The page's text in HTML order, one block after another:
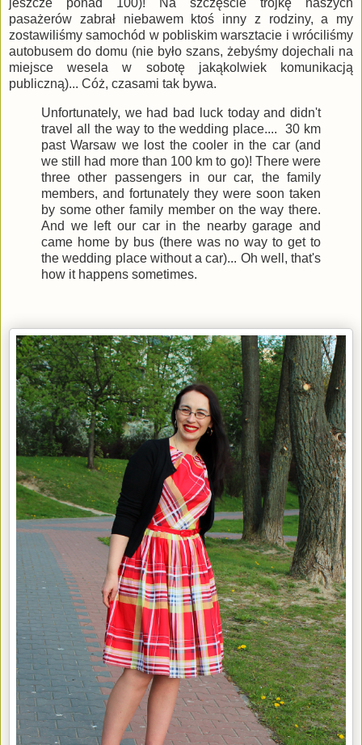
jeszcze ponad 100)! Na szczęście trójkę naszych
pasażerów zabrał niebawem ktoś inny z rodziny, a my
zostawiliśmy samochód w pobliskim warsztacie i wróciliśmy
autobusem do domu (nie było szans, żebyśmy dojechali na
miejsce wesela w sobotę jakąkolwiek komunikacją
publiczną)... Cóż, czasami tak bywa.
Unfortunately, we had bad luck today and didn't
travel all the way to the wedding place.... 30 km
past Warsaw we lost the cooler in the car (and
we still had more than 100 km to go)! There were
three other passengers in our car, the family
members, and fortunately they were soon taken
by some other family member on the way there.
And we left our car in the nearby garage and
came home by bus (there was no way to get to
the wedding place without a car)... Oh well, that's
how it happens sometimes.